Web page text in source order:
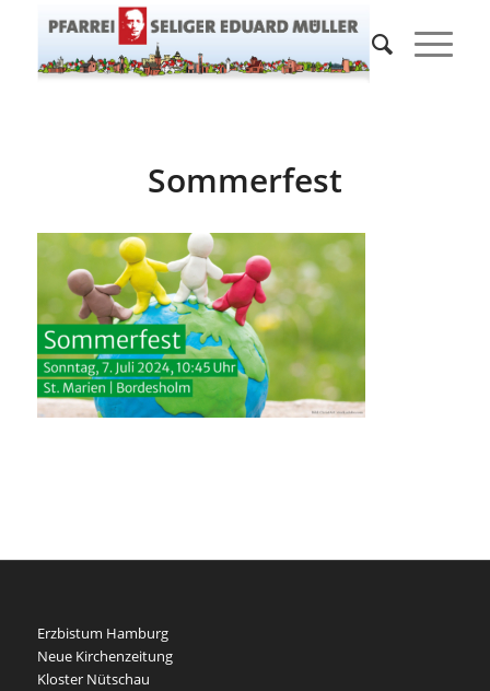
Sommerfest
Erzbistum Hamburg
Neue Kirchenzeitung
Kloster Nütschau